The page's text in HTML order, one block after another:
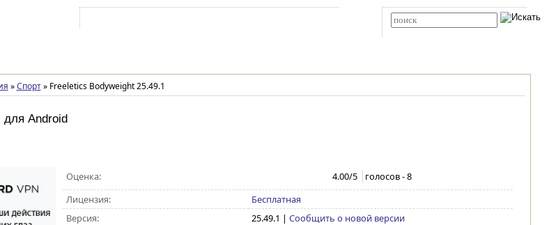
» Спорт »Freeletics Bodyweight 25.49.1
для Android
Оценка: 4.00/5 голосов -8
Лицензия:
Бесплатная
Версия:
25.49.1 | Сообщить о новой версии